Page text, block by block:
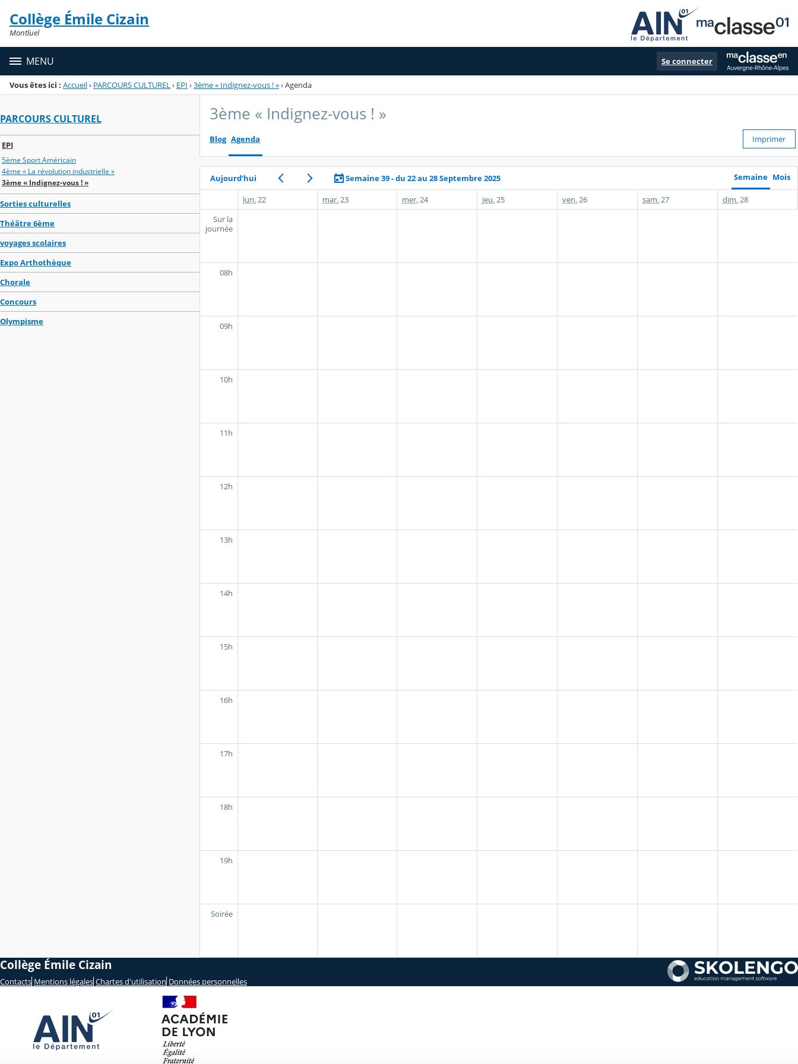
Menu de la rubrique
Contenu
Collège Émile Cizain
Montluel
MENU Se connecter
Vous êtes ici : Accueil› PARCOURS CULTUREL› EPI ›3ème « Indignez-vous ! »›Agenda
PARCOURS CULTUREL
EPI
5ème Sport Américain
4ème « La révolution industrielle »
3ème « Indignez-vous ! »
Sorties culturelles
Théâtre 6ème
voyages scolaires
Expo Arthothèque
Chorale
Concours
Olympisme
3ème « Indignez-vous ! »
Blog Agenda Imprimer
Aujourd’hui Semaine 39 - du 22 au 28 Septembre 2025 Semaine Mois
lun. 22 mar. 23 mer. 24 jeu. 25 ven. 26 sam. 27 dim. 28
Sur la
journée
08h
09h
10h
11h
12h
13h
14h
15h
16h
17h
18h
19h
Soirée
Collège Émile Cizain
Contacts Mentions légales Chartes d'utilisation Données personnelles